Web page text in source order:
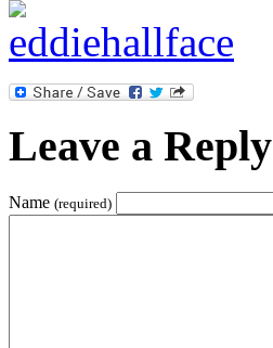
Leave a Reply
Name (required)